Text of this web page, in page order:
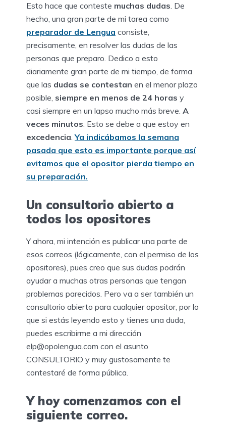
Esto hace que conteste muchas dudas. De
hecho, una gran parte de mi tarea como
preparador de Lengua consiste,
precisamente, en resolver las dudas de las
personas que preparo. Dedico a esto
diariamente gran parte de mi tiempo, de forma
que las dudas se contestan en el menor plazo
posible, siempre en menos de 24 horas y
casi siempre en un lapso mucho más breve. A
veces minutos. Esto se debe a que estoy en
excedencia.Ya indicábamos la semana
pasada que esto es importante porque así
evitamos que el opositor pierda tiempo en
su preparación.
Un consultorio abierto a
todos los opositores
Y ahora, mi intención es publicar una parte de
esos correos (lógicamente, con el permiso de los
opositores), pues creo que sus dudas podrán
ayudar a muchas otras personas que tengan
problemas parecidos. Pero va a ser también un
consultorio abierto para cualquier opositor, por lo
que si estás leyendo esto y tienes una duda,
puedes escribirme a mi dirección
elp@opolengua.com con el asunto
CONSULTORIO y muy gustosamente te
contestaré de forma pública.
Y hoy comenzamos con el
siguiente correo.